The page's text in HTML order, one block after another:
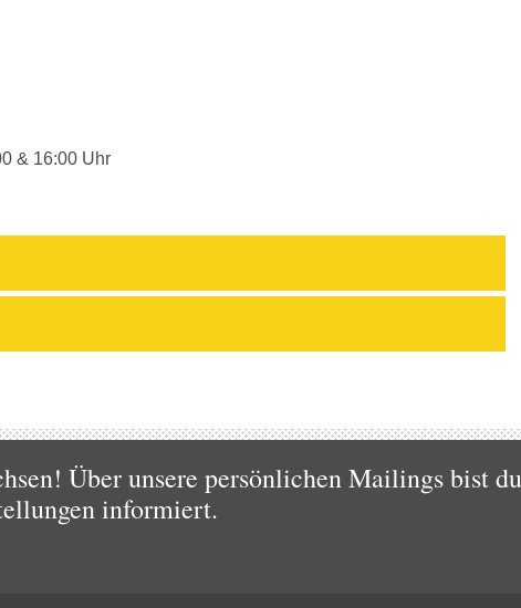
& 16:00 Uhr
Über unsere persönlichen Mailings bist
informiert.